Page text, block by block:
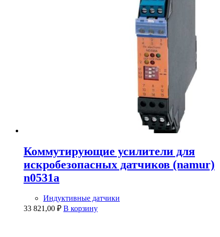
Коммутирующие усилители для
искробезопасных датчиков (namur)
n0531a
Индуктивные датчики
33 821,00 ₽ В корзину